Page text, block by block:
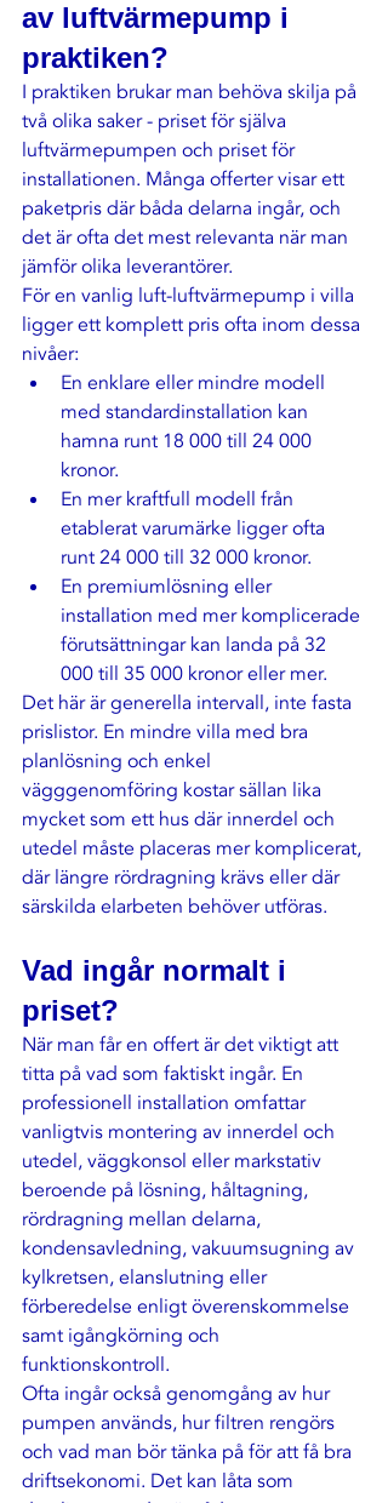
av luftvärmepump i
praktiken?
I praktiken brukar man behöva skilja på
två olika saker - priset för själva
luftvärmepumpen och priset för
installationen. Många offerter visar ett
paketpris där båda delarna ingår, och
det är ofta det mest relevanta när man
jämför olika leverantörer.
För en vanlig luft-luftvärmepump i villa
ligger ett komplett pris ofta inom dessa
nivåer:
En enklare eller mindre modell
med standardinstallation kan
hamna runt 18 000 till 24 000
kronor.
En mer kraftfull modell från
etablerat varumärke ligger ofta
runt 24 000 till 32 000 kronor.
En premiumlösning eller
installation med mer komplicerade
förutsättningar kan landa på 32
000 till 35 000 kronor eller mer.
Det här är generella intervall, inte fasta
prislistor. En mindre villa med bra
planlösning och enkel
vägggenomföring kostar sällan lika
mycket som ett hus där innerdel och
utedel måste placeras mer komplicerat,
där längre rördragning krävs eller där
särskilda elarbeten behöver utföras.
Vad ingår normalt i
priset?
När man får en offert är det viktigt att
titta på vad som faktiskt ingår. En
professionell installation omfattar
vanligtvis montering av innerdel och
utedel, väggkonsol eller markstativ
beroende på lösning, håltagning,
rördragning mellan delarna,
kondensavledning, vakuumsugning av
kylkretsen, elanslutning eller
förberedelse enligt överenskommelse
samt igångkörning och
funktionskontroll.
Ofta ingår också genomgång av hur
pumpen används, hur filtren rengörs
och vad man bör tänka på för att få bra
driftsekonomi. Det kan låta som